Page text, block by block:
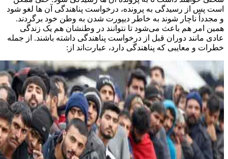
است پس از رسیدگی به پرونده، درخواست پناهندگی آن ها لغو شود
و مجدداً ناچار شوند به خاطر دیپورت شدن به وطن خود برگردند.
همین امر هم باعث می‌شود تا نتوانند در وطنشان هم یک زندگی
عادی مانند دوران قبل از درخواست پناهندگی داشته باشند. از جمله
خطرات و معایبی که پناهندگی دارد، عبارت‌اند از: